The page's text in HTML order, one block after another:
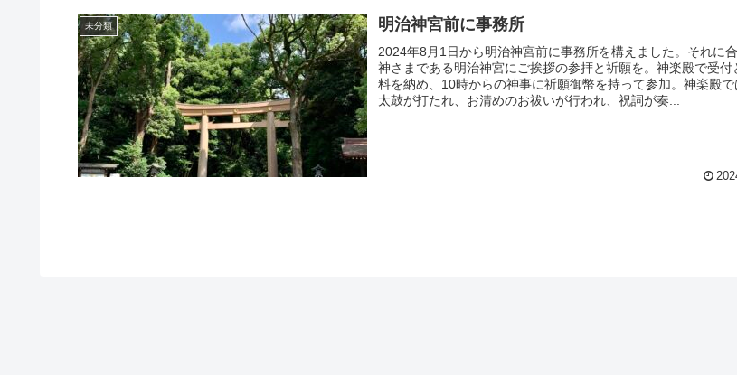
未分類 明治神宮前に事務所
2024年8月1日から明治神宮前に事務所を構えました。それに
神さまである明治神宮にご挨拶の参拝と祈願を。神楽殿で受付
料を納め、10時からの神事に祈願御幣を持って参加。神楽殿
太鼓が打たれ、お清めのお祓いが行われ、祝詞が奏...